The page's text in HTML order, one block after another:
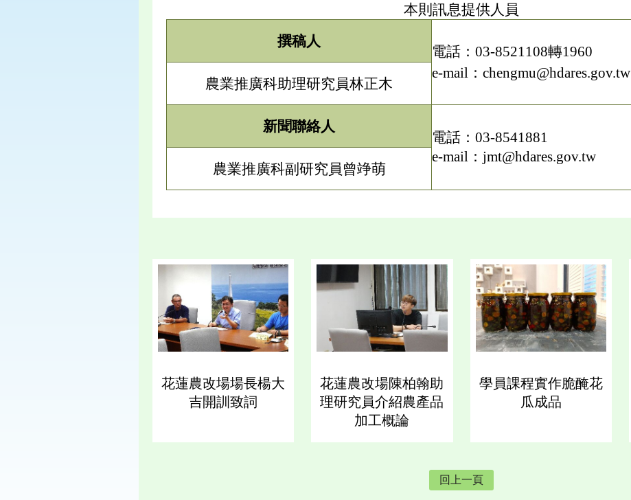
本則訊息提供人員
撰稿人
電話：03-8521108轉1960
e-mail：chengmu@hdares.gov.tw
農業推廣科助理研究員林正木
新聞聯絡人
電話：03-8541881
e-mail：jmt@hdares.gov.tw
農業推廣科副研究員曾竫萌
花蓮農改場場長楊大
吉開訓致詞
花蓮農改場陳柏翰助
理研究員介紹農產品
加工概論
學員課程實作脆醃花
瓜成品
回上一頁